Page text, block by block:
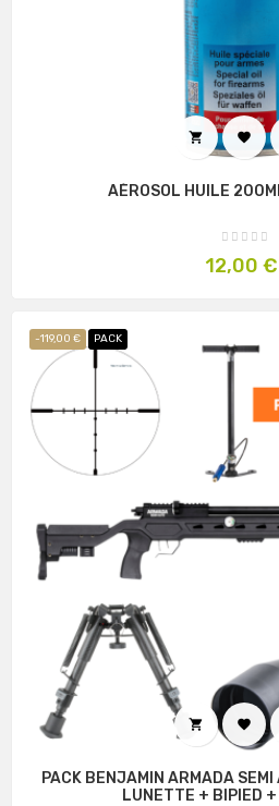
 
AÉROSOL HUILE
Prix
12,00 €
-119,00 € PACK
 
PACK BENJAMIN ARMADA
LUNETTE + BIPIED +